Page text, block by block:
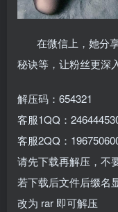
在微信上，她分享
秘诀等，让粉丝更深
解压码：654321
客服1QQ：
客服2QQ：
请先下载再解压，不
若下载后文件后缀名
改为 rar 即可解压